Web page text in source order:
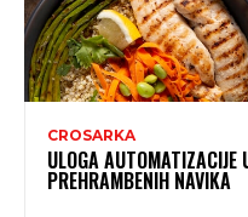
CROSARKA
ULOGA AUTOMATIZACIJE
PREHRAMBENIH NAVIKA